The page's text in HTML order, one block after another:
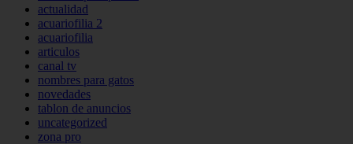
actualidad
acuariofilia 2
acuariofilia
articulos
canal tv
nombres para gatos
novedades
tablon de anuncios
uncategorized
zona pro